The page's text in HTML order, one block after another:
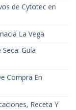
de Cytotec en
La Vega
Guía
Compra En
Receta Y